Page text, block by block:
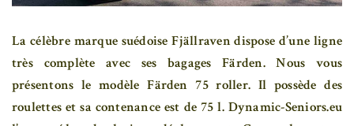
La célèbre marque suédoise Fjällraven dispose d’une ligne
très complète avec ses bagages Färden. Nous vous
présentons le modèle Färden 75 roller. Il possède des
roulettes et sa contenance est de 75 l. Dynamic-Seniors.eu